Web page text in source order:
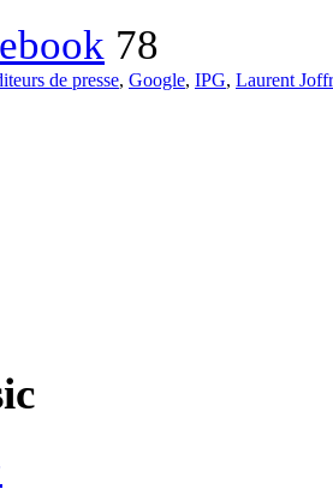
78
de presse, Google, IPG, Laurent